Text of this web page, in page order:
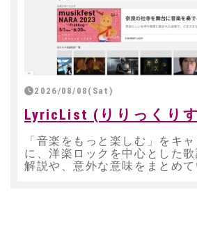
2026/08/08(Sat)
LyricList (りりっくり
「音楽をもっと楽しむ」をキ
に、洋楽ロックを中心とした
解説や、意外な意味をまとめて